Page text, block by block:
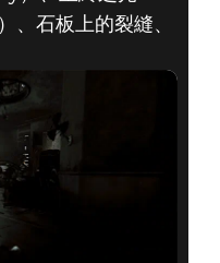
石板上的裂縫、